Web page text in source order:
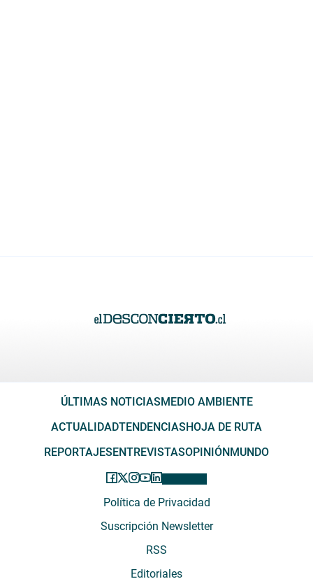
ÚLTIMAS NOTICIASMEDIO AMBIENTE
ACTUALIDADTENDENCIASHOJA DE RUTA
REPORTAJESENTREVISTASOPINIÓNMUNDO
Política de Privacidad
Suscripción Newsletter
RSS
Editoriales